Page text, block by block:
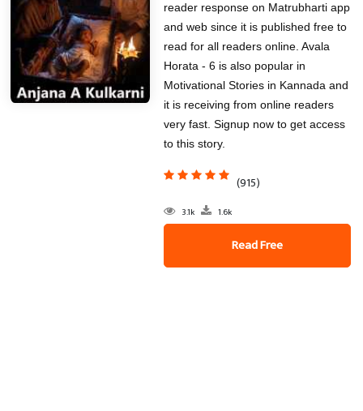
reader response on Matrubharti app
and web since it is published free to
read for all readers online. Avala
Horata - 6 is also popular in
Motivational Stories in Kannada and
it is receiving from online readers
very fast. Signup now to get access
to this story.
(915)
3.1k 1.6k
Read Free